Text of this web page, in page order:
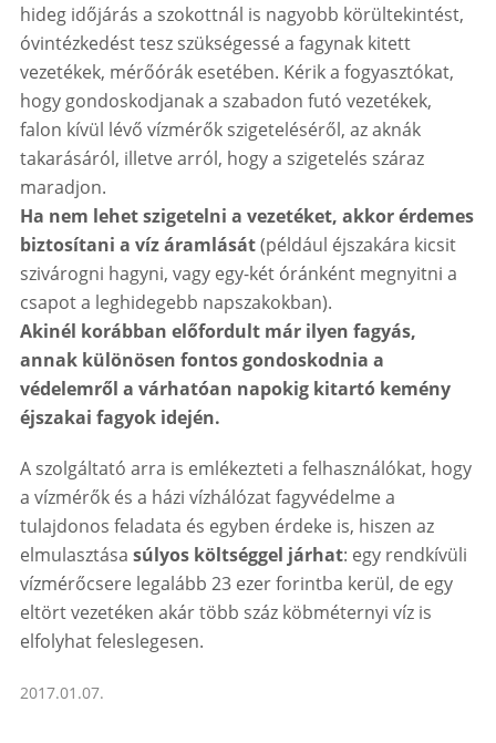
hideg időjárás a szokottnál is nagyobb körültekintést,
óvintézkedést tesz szükségessé a fagynak kitett
vezetékek, mérőórák esetében. Kérik a fogyasztókat,
hogy gondoskodjanak a szabadon futó vezetékek,
falon kívül lévő vízmérők szigeteléséről, az aknák
takarásáról, illetve arról, hogy a szigetelés száraz
maradjon.
Ha nem lehet szigetelni a vezetéket, akkor érdemes
biztosítani a víz áramlását(például éjszakára kicsit
szivárogni hagyni, vagy egy-két óránként megnyitni a
csapot a leghidegebb napszakokban).
Akinél korábban előfordult már ilyen fagyás,
annak különösen fontos gondoskodnia a
védelemről a várhatóan napokig kitartó kemény
éjszakai fagyok idején.
A szolgáltató arra is emlékezteti a felhasználókat, hogy
a vízmérők és a házi vízhálózat fagyvédelme a
tulajdonos feladata és egyben érdeke is, hiszen az
elmulasztása súlyos költséggel járhat: egy rendkívüli
vízmérőcsere legalább 23 ezer forintba kerül, de egy
eltört vezetéken akár több száz köbméternyi víz is
elfolyhat feleslegesen.
2017.01.07.